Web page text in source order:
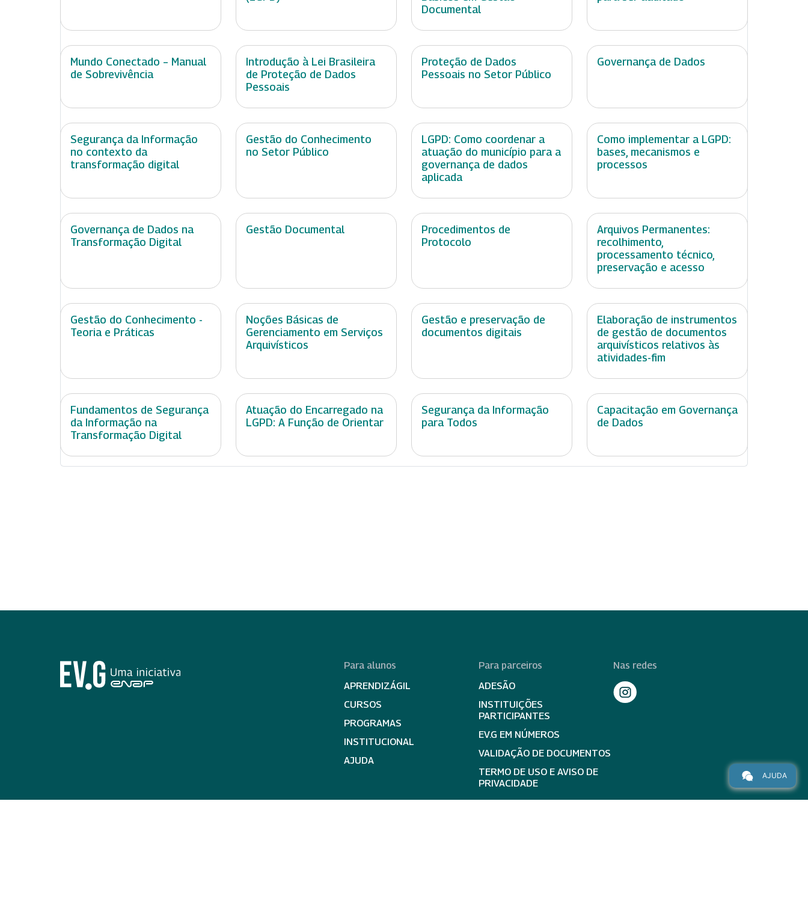
Documental
Mundo Conectado – Manual
de Sobrevivência
Introdução à Lei Brasileira
de Proteção de Dados
Pessoais
Proteção de Dados
Pessoais no Setor Público
Governança de Dados
Segurança da Informação
no contexto da
transformação digital
Gestão do Conhecimento
no Setor Público
LGPD: Como coordenar a
atuação do município para a
governança de dados
aplicada
Como implementar a LGPD:
bases, mecanismos e
processos
Governança de Dados na
Transformação Digital
Gestão Documental
Procedimentos de
Protocolo
Arquivos Permanentes:
recolhimento,
processamento técnico,
preservação e acesso
Gestão do Conhecimento -
Teoria e Práticas
Noções Básicas de
Gerenciamento em Serviços
Arquivísticos
Gestão e preservação de
documentos digitais
Elaboração de instrumentos
de gestão de documentos
arquivísticos relativos às
atividades-fim
Fundamentos de Segurança
da Informação na
Transformação Digital
Atuação do Encarregado na
LGPD: A Função de Orientar
Segurança da Informação
para Todos
Capacitação em Governança
de Dados
Para alunos
APRENDIZÁGIL
CURSOS
PROGRAMAS
INSTITUCIONAL
AJUDA
Para parceiros
ADESÃO
INSTITUIÇÕES
PARTICIPANTES
EV.G EM NÚMEROS
VALIDAÇÃO DE DOCUMENTOS
TERMO DE USO E AVISO DE
PRIVACIDADE
Nas redes
AJUDA